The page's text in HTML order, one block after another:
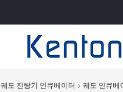
궤도 진탕기 인큐베이터 궤도 인큐베